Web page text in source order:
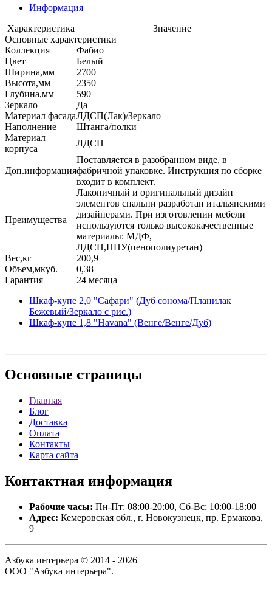
Информация
Характеристика
Значение
Основные характеристики
Коллекция
Фабио
Цвет
Белый
Ширина,мм
2700
Высота,мм
2350
Глубина,мм
590
Зеркало
Да
Материал фасадаЛДСП(Лак)/Зеркало
Наполнение
Штанга/полки
Материал
корпуса
ЛДСП
Доп.информация
Поставляется в разобранном виде, в
фабричной упаковке. Инструкция по сборке
входит в комплект.
Преимущества
Лаконичный и оригинальный дизайн
элементов спальни разработан итальянскими
дизайнерами. При изготовлении мебели
используются только высококачественные
материалы: МДФ,
ЛДСП,ППУ(пенополиуретан)
Вес,кг
200,9
Объем,мкуб.
0,38
Гарантия
24 месяца
Шкаф-купе 2,0 "Сафари" (Дуб сонома/Планилак
Бежевый/Зеркало с рис.)
Шкаф-купе 1,8 "Havana" (Венге/Венге/Дуб)
Основные страницы
Главная
Блог
Доставка
Оплата
Контакты
Карта сайта
Контактная информация
Рабочие часы: Пн-Пт: 08:00-20:00, Сб-Вс: 10:00-18:00
Адрес: Кемеровская обл., г. Новокузнецк, пр. Ермакова,
9
Азбука интерьера © 2014 - 2026
ООО "Азбука интерьера".